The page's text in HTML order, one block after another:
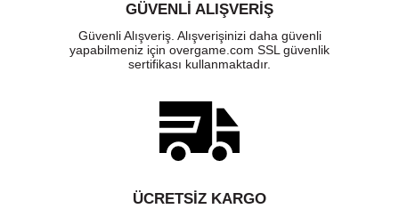
GÜVENLI ALIŞVERIŞ
Güvenli Alışveriş. Alışverişinizi daha güvenli
yapabilmeniz için overgame.com SSL güvenlik
sertifikası kullanmaktadır.
ÜCRETSIZ KARGO